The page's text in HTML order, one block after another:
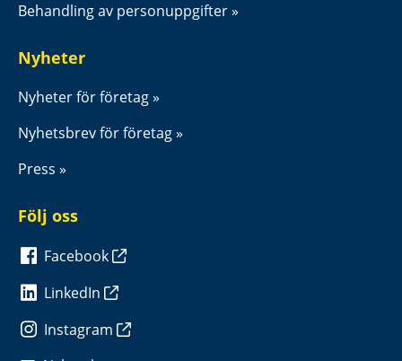
Behandling av personuppgifter
Nyheter
Nyheter för företag
Nyhetsbrev för företag
Press
Följ oss
Facebook
LinkedIn
Instagram